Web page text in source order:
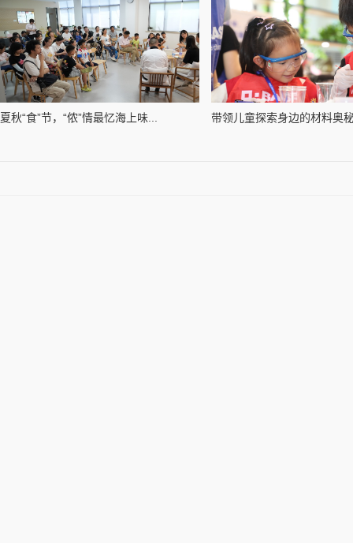
夏秋“食”节，“侬”情最忆海上味... 带领儿童探索身边的材料奥